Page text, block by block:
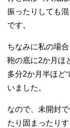
振ったりしても
です。
ちなみに私の場
鞄の底に2か月ほ
多分2か月半ほど
いました。
なので、未開封
たり固まったり